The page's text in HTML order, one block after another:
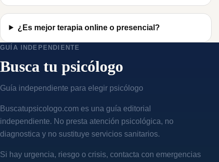
¿Es mejor terapia online o presencial?
GUÍA INDEPENDIENTE
Busca tu psicólogo
Guía independiente para elegir psicólogo
Buscatupsicologo.com es una guía editorial
independiente. No presta atención psicológica, no
diagnostica y no sustituye servicios sanitarios.
Si hay urgencia, riesgo o crisis, contacta con emergencias